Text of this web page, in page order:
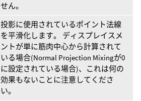
せん。
投影に使用されているポイント法線
を平滑化します。 ディスプレイスメ
ントが単に筋肉中心から計算されて
いる場合(Normal Projection Mixingが0
に設定されている場合)、これは何の
効果もないことに注意してくださ
い。